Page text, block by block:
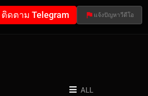
ติดตาม Telegram แจ้งปัญหาวีดีโอ
ALL